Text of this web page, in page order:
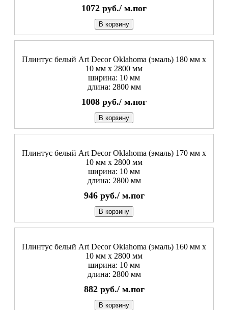
1072 руб./ м.пог
В корзину
Плинтус белый Art Decor Oklahoma (эмаль) 180 мм х
10 мм х 2800 мм
ширина: 10 мм
длина: 2800 мм
1008 руб./ м.пог
В корзину
Плинтус белый Art Decor Oklahoma (эмаль) 170 мм х
10 мм х 2800 мм
ширина: 10 мм
длина: 2800 мм
946 руб./ м.пог
В корзину
Плинтус белый Art Decor Oklahoma (эмаль) 160 мм х
10 мм х 2800 мм
ширина: 10 мм
длина: 2800 мм
882 руб./ м.пог
В корзину